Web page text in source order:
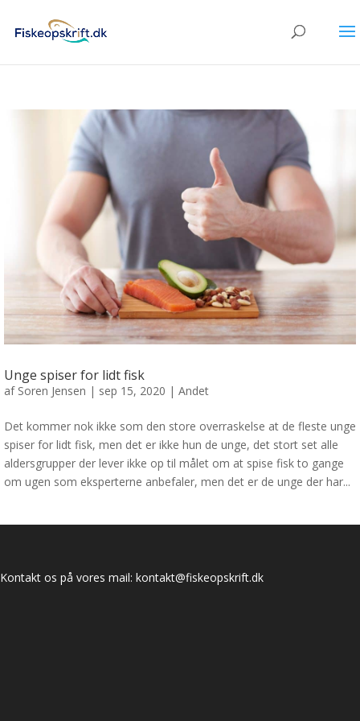
Unge spiser for lidt fisk
af Soren Jensen | sep 15, 2020 | Andet
Det kommer nok ikke som den store overraskelse at de fleste unge
spiser for lidt fisk, men det er ikke hun de unge, det stort set alle
aldersgrupper der lever ikke op til målet om at spise fisk to gange
om ugen som eksperterne anbefaler, men det er de unge der har...
Kontakt os på vores mail: kontakt@fiskeopskrift.dk